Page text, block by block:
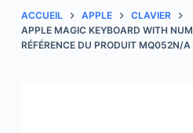
c
o
n
ACCUEIL APPLE
CLAVIER
APPLE MAGIC KEYBOARD WITH
RÉFÉRENCE DU PRODUIT MQ052N/A